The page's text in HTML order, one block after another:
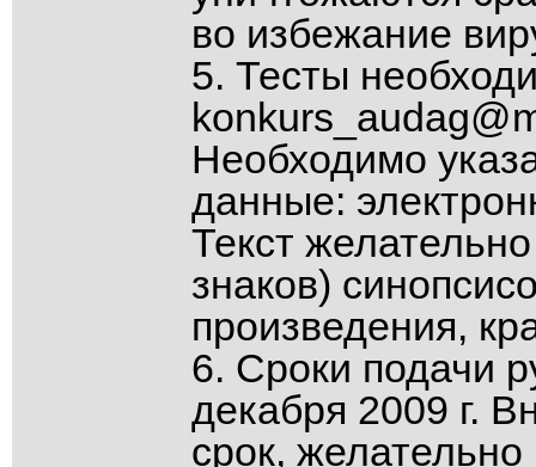
во избежание
5. Тесты
Необходимо
данные:
Текст
знаков)
произведения,
6. Сроки подачи
декабря 2009 г.
срок, желательно